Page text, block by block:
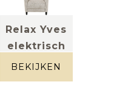
Relax Yves
elektrisch
gespikkeld
BEKIJKEN